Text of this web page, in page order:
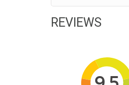
REVIEWS